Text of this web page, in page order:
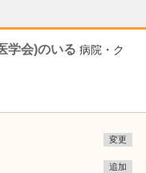
学会)のいる 病院・ク
変更
追加